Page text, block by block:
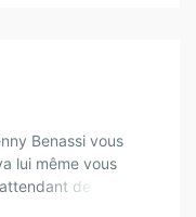
Benassi vous
lui même vous
de vous […]